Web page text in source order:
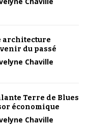
architecture
du passé
Chaville
Terre de Blues
économique
Chaville